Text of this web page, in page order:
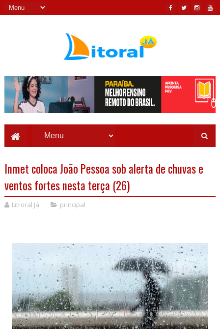
Inmet coloca João Pessoa sob alerta de chuvas e
ventos fortes nesta terça (26)
Litroral Já principal